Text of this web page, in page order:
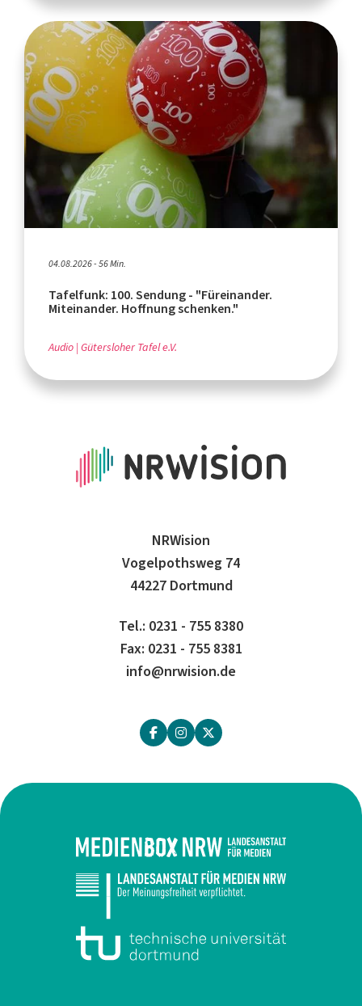
04.08.2026 - 56 Min.
Tafelfunk: 100. Sendung - "Füreinander.
Miteinander. Hoffnung schenken."
Audio Gütersloher Tafel e.V.
NRWision
Vogelpothsweg 74
44227 Dortmund
Tel.: 0231 - 755 8380
Fax: 0231 - 755 8381
info@nrwision.de